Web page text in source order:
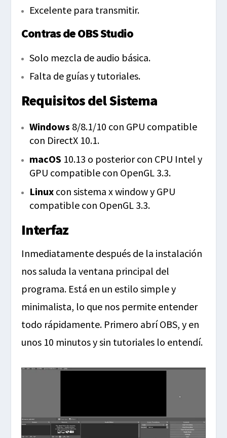
Excelente para transmitir.
Contras de OBS Studio
Solo mezcla de audio básica.
Falta de guías y tutoriales.
Requisitos del Sistema
Windows 8/8.1/10 con GPU compatible
con DirectX 10.1.
macOS 10.13 o posterior con CPU Intel y
GPU compatible con OpenGL 3.3.
Linux con sistema x window y GPU
compatible con OpenGL 3.3.
Interfaz
Inmediatamente después de la instalación
nos saluda la ventana principal del
programa. Está en un estilo simple y
minimalista, lo que nos permite entender
todo rápidamente. Primero abrí OBS, y en
unos 10 minutos y sin tutoriales lo entendí.